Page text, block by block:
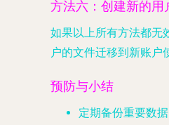
方法六：创建新的用
如果以上所有方法都无
户的文件迁移到新账户
预防与小结
定期备份重要数据